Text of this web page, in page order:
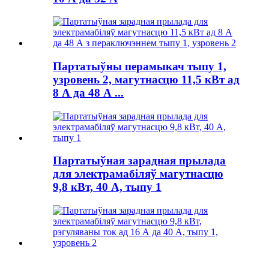
Партатыўны перамыкач тыпу 1,
узровень 2, магутнасцю 11,5 кВт ад
8 А да 48 А ...
Партатыўная зарадная прылада
для электрамабіляў магутнасцю
9,8 кВт, 40 А, тыпу 1